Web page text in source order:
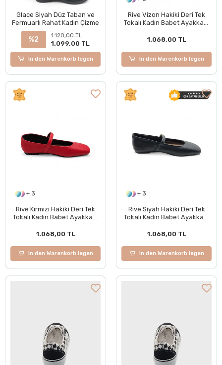
Glace Siyah Düz Taban ve
Fermuarlı Rahat Kadın Çizme
%2 1.120,00 TL
1.099,00 TL
In den Warenkorb legen
Rive Vizon Hakiki Deri Tek
Tokalı Kadın Babet Ayakkabı
1.068,00 TL
In den Warenkorb legen
+ 3
Rive Kırmızı Hakiki Deri Tek
Tokalı Kadın Babet Ayakkabı
1.068,00 TL
In den Warenkorb legen
+ 3
Rive Siyah Hakiki Deri Tek
Tokalı Kadın Babet Ayakkabı
1.068,00 TL
In den Warenkorb legen